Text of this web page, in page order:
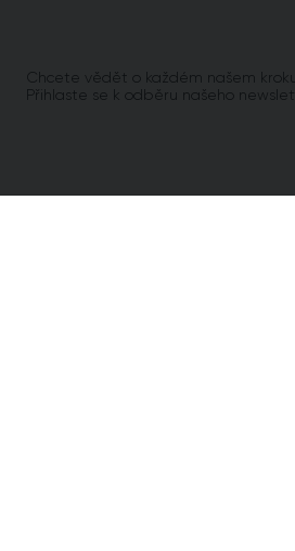
Chcete vědět o každém našem
Přihlaste se k odběru našeho